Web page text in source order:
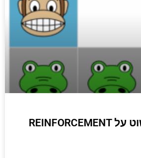
שגם מתכנתים מנוסים לא תמיד
הסבר קל ופשוט על REINFORCEMENT